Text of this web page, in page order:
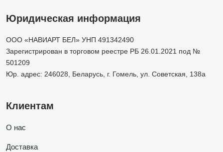
Юридическая информация
ООО «НАВИАРТ БЕЛ» УНП 491342490
Зарегистрирован в торговом реестре РБ 26.01.2021 под №
501209
Юр. адрес: 246028, Беларусь, г. Гомель, ул. Советская, 138а
Клиентам
О нас
Доставка